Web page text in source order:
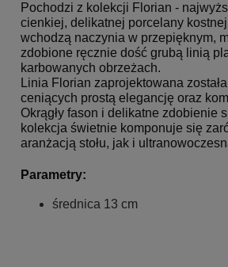
Pochodzi z kolekcji Florian -
cienkiej, delikatnej porcelany
wchodzą naczynia w przepięknym,
zdobione ręcznie dość grubą linią
karbowanych obrzeżach.
Linia Florian zaprojektowana
ceniących prostą elegancję oraz
Okrągły fason i delikatne zdobienie
kolekcja świetnie komponuje się
aranżacją stołu, jak i
Parametry:
średnica 13 cm